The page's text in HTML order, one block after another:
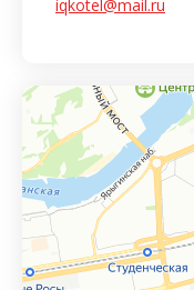
iqkotel@mail.ru